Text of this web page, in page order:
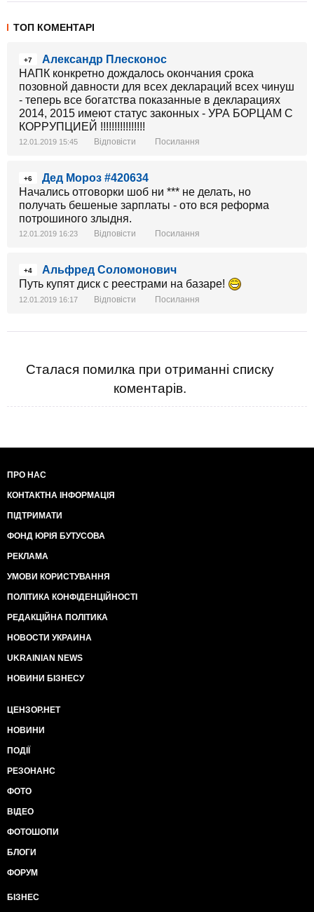
ТОП КОМЕНТАРІ
+7
Александр Плесконос
НАПК конкретно дождалось окончания срока
позовной давности для всех деклараций всех чинуш
- теперь все богатства показанные в декларациях
2014, 2015 имеют статус законных - УРА БОРЦАМ С
КОРРУПЦИЕЙ !!!!!!!!!!!!!!!!
12.01.2019 15:45 Відповісти Посилання
+6
Дед Мороз #420634
Начались отговорки шоб ни *** не делать, но
получать бешеные зарплаты - ото вся реформа
потрошиного злыдня.
12.01.2019 16:23 Відповісти Посилання
+4
Альфред Соломонович
Путь купят диск с реестрами на базаре!
12.01.2019 16:17 Відповісти Посилання
Сталася помилка при отриманні списку
коментарів.
ПРО НАС
КОНТАКТНА ІНФОРМАЦІЯ
ПІДТРИМАТИ
ФОНД ЮРІЯ БУТУСОВА
РЕКЛАМА
УМОВИ КОРИСТУВАННЯ
ПОЛІТИКА КОНФІДЕНЦІЙНОСТІ
РЕДАКЦІЙНА ПОЛІТИКА
НОВОСТИ УКРАИНА
UKRAINIAN NEWS
НОВИНИ БІЗНЕСУ
ЦЕНЗОР.НЕТ
НОВИНИ
ПОДІЇ
РЕЗОНАНС
ФОТО
ВІДЕО
ФОТОШОПИ
БЛОГИ
ФОРУМ
БІЗНЕС